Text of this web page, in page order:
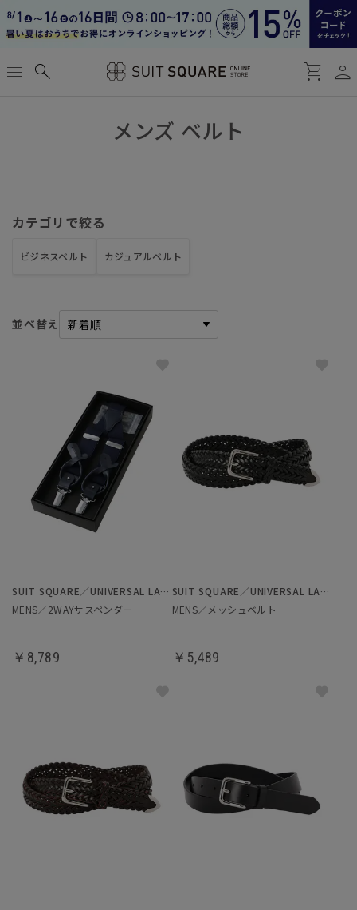
menu search shopping_cart person
メンズ ベルト
カテゴリで絞る
ビジネスベルト カジュアルベルト
並べ替え
SUIT SQUARE／UNIVERSAL LANGUAGE
MENS／2WAYサスペンダー
￥8,789
SUIT SQUARE／UNIVERSAL LANGUAGE
MENS／メッシュベルト
￥5,489